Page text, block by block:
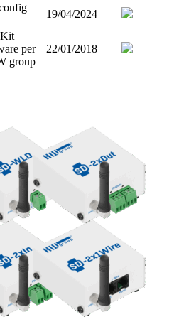
19/04/2024
per
group
22/01/2018